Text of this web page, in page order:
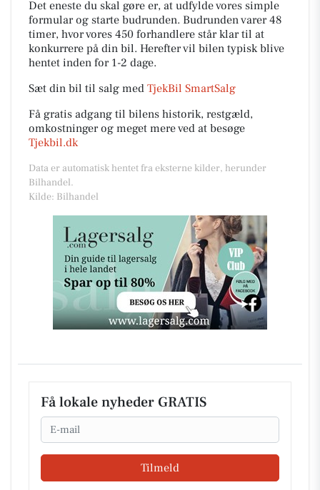
Det eneste du skal gøre er, at udfylde vores simple
formular og starte budrunden. Budrunden varer 48
timer, hvor vores 450 forhandlere står klar til at
konkurrere på din bil. Herefter vil bilen typisk blive
hentet inden for 1-2 dage.
Sæt din bil til salg med TjekBil SmartSalg
Få gratis adgang til bilens historik, restgæld,
omkostninger og meget mere ved at besøge
Tjekbil.dk
Data er automatisk hentet fra eksterne kilder, herunder
Bilhandel.
Kilde: Bilhandel
Få lokale nyheder GRATIS
Email
Tilmeld